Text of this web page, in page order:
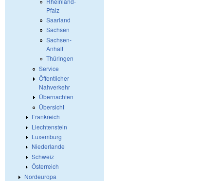
Pfalz
Saarland
Sachsen
Sachsen-
Anhalt
Thüringen
Service
Öffentlicher
Nahverkehr
Übernachten
Übersicht
Frankreich
Liechtenstein
Luxemburg
Niederlande
Schweiz
Österreich
Nordeuropa